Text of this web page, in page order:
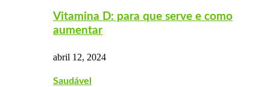
Vitamina D: para que serve e como
aumentar
abril 12, 2024
Saudável